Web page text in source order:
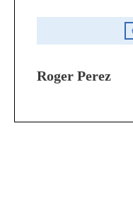
Roger Perez